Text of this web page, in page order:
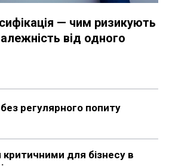
— чим ризикують
від одного
регулярного попиту
критичними для бізнесу в